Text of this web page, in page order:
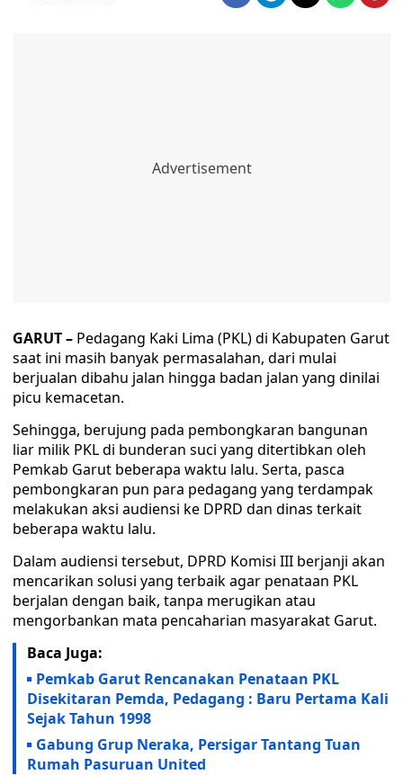
GARUT – Pedagang Kaki Lima (PKL) di Kabupaten Garut
saat ini masih banyak permasalahan, dari mulai
berjualan dibahu jalan hingga badan jalan yang dinilai
picu kemacetan.
Sehingga, berujung pada pembongkaran bangunan
liar milik PKL di bunderan suci yang ditertibkan oleh
Pemkab Garut beberapa waktu lalu. Serta, pasca
pembongkaran pun para pedagang yang terdampak
melakukan aksi audiensi ke DPRD dan dinas terkait
beberapa waktu lalu.
Dalam audiensi tersebut, DPRD Komisi III berjanji akan
mencarikan solusi yang terbaik agar penataan PKL
berjalan dengan baik, tanpa merugikan atau
mengorbankan mata pencaharian masyarakat Garut.
Baca Juga:
Pemkab Garut Rencanakan Penataan PKL
Disekitaran Pemda, Pedagang : Baru Pertama Kali
Sejak Tahun 1998
Gabung Grup Neraka, Persigar Tantang Tuan
Rumah Pasuruan United